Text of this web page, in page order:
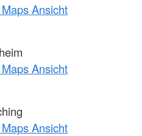
Ansicht
Ansicht
Ansicht